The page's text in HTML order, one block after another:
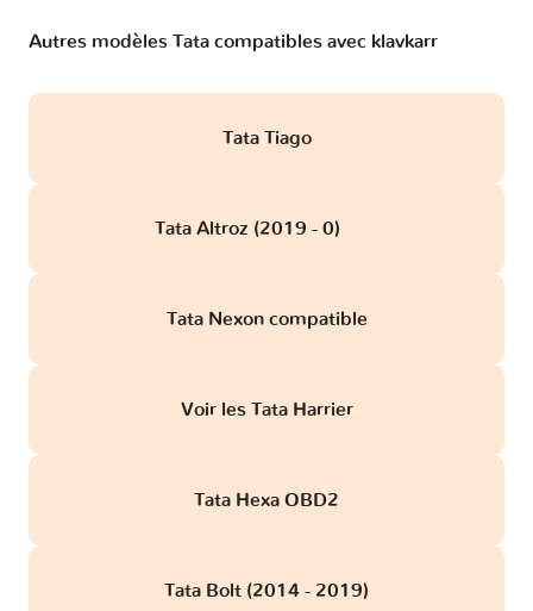
Autres modèles Tata compatibles avec klavkarr
Tata Tiago
Tata Altroz (2019 - 0)
Tata Nexon compatible
Voir les Tata Harrier
Tata Hexa OBD2
Tata Bolt (2014 - 2019)